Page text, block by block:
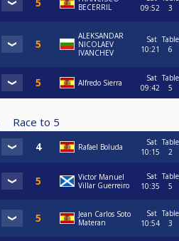
BECERRIL
09:52
3
ALEKSANDAR
NICOLAEV
IVANCHEV
Sat
10:21
Table
6
Alfredo Sierra
Sat
09:42
Table
5
Race to 5
Rafael Boluda
Sat
10:15
Table
2
Victor Manuel
Villar Guerreiro
Sat
10:35
Table
5
Jean Carlos Soto
Materan
Sat
10:54
Table
3